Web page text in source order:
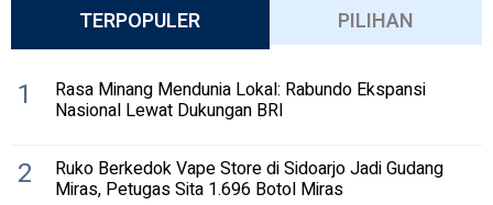
TERPOPULER PILIHAN
1 Rasa Minang Mendunia Lokal: Rabundo Ekspansi
Nasional Lewat Dukungan BRI
2 Ruko Berkedok Vape Store di Sidoarjo Jadi Gudang
Miras, Petugas Sita 1.696 Botol Miras